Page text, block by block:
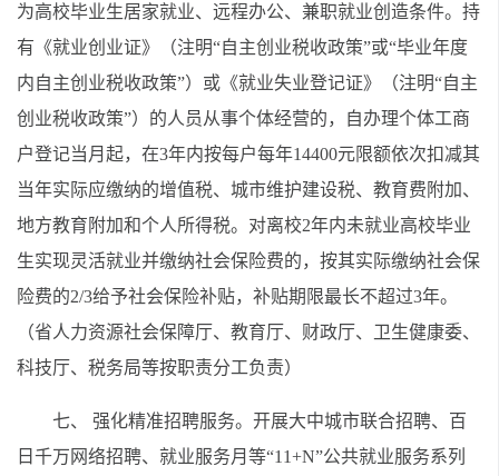
为高校毕业生居家就业、远程办公、兼职就业创造条件。持
有《就业创业证》（注明“自主创业税收政策”或“毕业年度
内自主创业税收政策”）或《就业失业登记证》（注明“自主
创业税收政策”）的人员从事个体经营的，自办理个体工商
户登记当月起，在3年内按每户每年14400元限额依次扣减其
当年实际应缴纳的增值税、城市维护建设税、教育费附加、
地方教育附加和个人所得税。对离校2年内未就业高校毕业
生实现灵活就业并缴纳社会保险费的，按其实际缴纳社会保
险费的2/3给予社会保险补贴，补贴期限最长不超过3年。
（省人力资源社会保障厅、教育厅、财政厅、卫生健康委、
科技厅、税务局等按职责分工负责）
七、 强化精准招聘服务。开展大中城市联合招聘、百
日千万网络招聘、就业服务月等“11+N”公共就业服务系列